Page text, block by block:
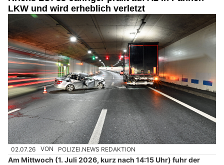
LKW und wird erheblich verletzt
02.07.26 VON POLIZEI.NEWS REDAKTION
Am Mittwoch (1. Juli 2026, kurz nach 14:15 Uhr) fuhr der